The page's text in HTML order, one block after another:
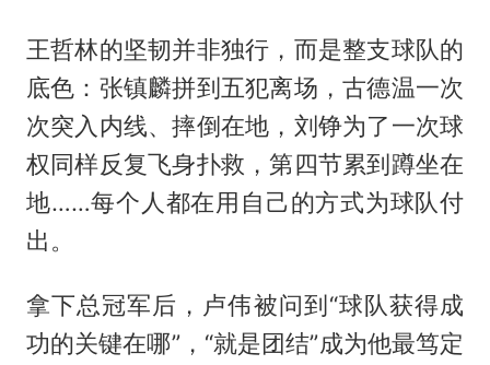
王哲林的坚韧并非独行，而是整支球队的
底色：张镇麟拼到五犯离场，古德温一次
次突入内线、摔倒在地，刘铮为了一次球
权同样反复飞身扑救，第四节累到蹲坐在
地……每个人都在用自己的方式为球队付
出。
拿下总冠军后，卢伟被问到“球队获得成
功的关键在哪”，“就是团结”成为他最笃定